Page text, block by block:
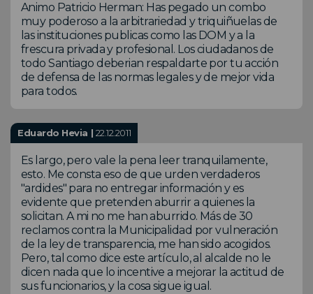
Animo Patricio Herman: Has pegado un combo
muy poderoso a la arbitrariedad y triquiñuelas de
las instituciones publicas como las DOM y a la
frescura privada y profesional. Los ciudadanos de
todo Santiago deberian respaldarte por tu acción
de defensa de las normas legales y de mejor vida
para todos.
Eduardo Hevia | 22.12.2011
Es largo, pero vale la pena leer tranquilamente,
esto. Me consta eso de que urden verdaderos
"ardides" para no entregar información y es
evidente que pretenden aburrir a quienes la
solicitan. A mi no me han aburrido. Más de 30
reclamos contra la Municipalidad por vulneración
de la ley de transparencia, me han sido acogidos.
Pero, tal como dice este artículo, al alcalde no le
dicen nada que lo incentive a mejorar la actitud de
sus funcionarios, y la cosa sigue igual.